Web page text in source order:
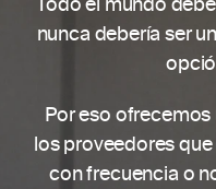
nunca debería ser
Por eso
los proveedores
con frecuencia o